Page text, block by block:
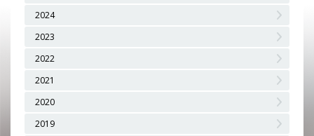
2024
2023
2022
2021
2020
2019